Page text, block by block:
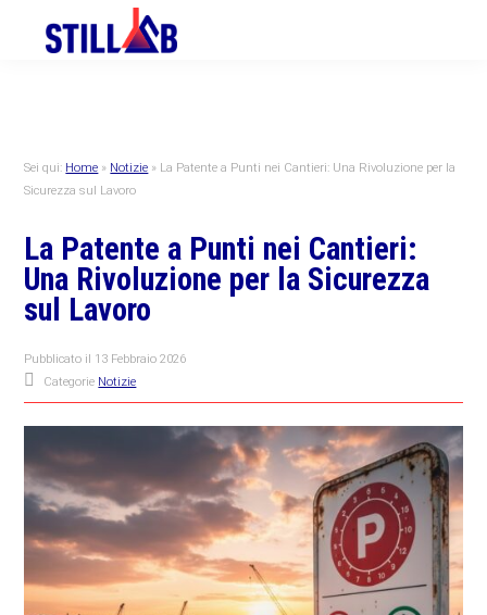
primary
primary
Sei qui: Home » Notizie » La Patente a Punti nei Cantieri: Una Rivoluzione per la
Sicurezza sul Lavoro
La Patente a Punti nei Cantieri:
Una Rivoluzione per la Sicurezza
sul Lavoro
Pubblicato il 13 Febbraio 2026
Categorie Notizie